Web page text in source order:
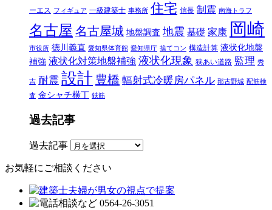
ーエス フィギュア 一級建築士 事務所 住宅 信長 制震 南海トラフ
名古屋 名古屋城 地盤調査 地震 基礎 家康 岡崎
市役所 徳川義直 愛知県体育館 愛知県庁 捨てコン 構造計算 液状化地盤
補強 液状化対策地盤補強 液状化現象 狭あい道路 監理 秀
吉 耐震 設計 豊橋 輻射式冷暖房パネル 那古野城 配筋検
査 金シャチ横丁 鉄筋
過去記事
過去記事
お気軽にご相談ください